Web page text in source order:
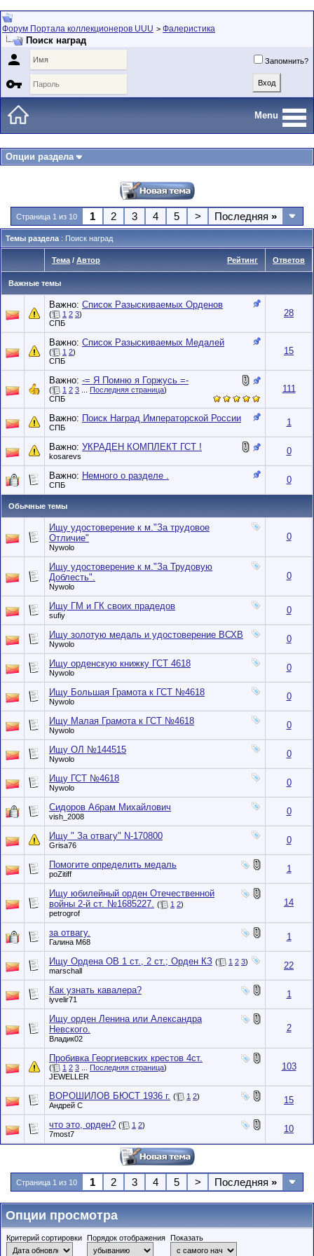
Форум Портала коллекционеров UUU > Фалеристика
Поиск наград
 Запомнить?

Menu
Опции раздела
Страница 1 из 10 1 2 3 4 5 > Последняя »
Темы раздела : Поиск наград
Рейтинг
Тема / Автор Ответов
Важные темы
Важно: Список Разыскиваемых Орденов
( 1 2 3)
СПБ
28
Важно: Список Разыскиваемых Медалей
( 1 2)
СПБ
15
Важно: -= Я Помню я Горжусь =-
( 1 2 3 Последняя страница)
СПБ
111
Важно: Поиск Наград Императорской России
СПБ 1
Важно: УКРАДЕН КОМПЛЕКТ ГСТ !
kosarevs 0
Важно: Немного о разделе .
СПБ 0
Обычные темы
Ищу удостоверение к м."За трудовое
Отличие"
Nywolo
0
Ищу удостоверение к м."За Трудовую
Доблесть".
Nywolo
0
Ищу ГМ и ГК своих прадедов
sufiy 0
Ищу золотую медаль и удостоверение ВСХВ
Nywolo 0
Ищу орденскую книжку ГСТ 4618
Nywolo 0
Ищу Большая Грамота к ГСТ №4618
Nywolo 0
Ищу Малая Грамота к ГСТ №4618
Nywolo 0
Ищу ОЛ №144515
Nywolo 0
Ищу ГСТ №4618
Nywolo 0
Сидоров Абрам Михайлович
vish_2008 0
Ищу " За отвагу" N-170800
Grisa76 0
Помогите определить медаль
poZitiff 1
Ищу юбилейный орден Отечественной
войны 2-й ст. №1685227. ( 1 2)
petrogrof
14
за отвагу.
Галина М68 1
Ищу Ордена ОВ 1 ст., 2 ст.; Орден КЗ ( 1 2 3)
marschall
22
Как узнать кавалера?
iyvelir71 1
Ищу орден Ленина или Александра
Невского.
Владик02
2
Пробивка Георгиевских крестов 4ст.
( 1 2 3 Последняя страница)
JEWELLER
103
ВОРОШИЛОВ БЮСТ 1936 г. ( 1 2)
Андрей С
15
что это, орден? ( 1 2)
7most7
10
Страница 1 из 10 1 2 3 4 5 > Последняя »
Опции просмотра
Критерий сортировки Порядок отображения Показать